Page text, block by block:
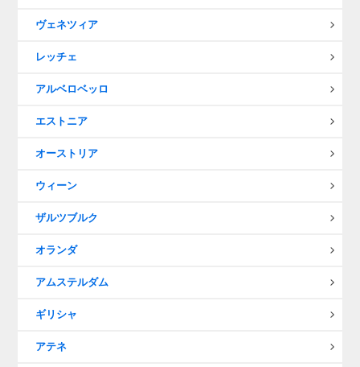
ヴェネツィア
レッチェ
アルベロベッロ
エストニア
オーストリア
ウィーン
ザルツブルク
オランダ
アムステルダム
ギリシャ
アテネ